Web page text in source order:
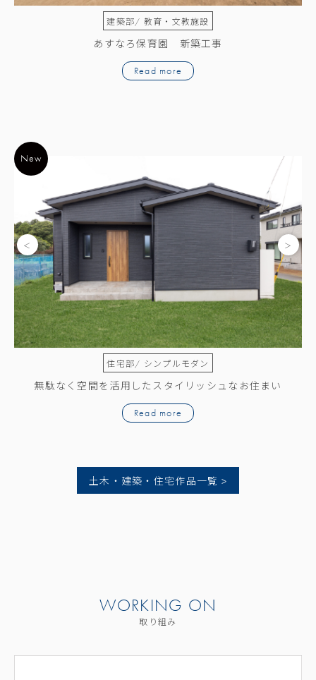
建築部/ 教育・文教施設
フレーベル幼稚園 改築工事
Read more
New
スタイリッシュなお住まい
New
住宅部/ シンプルモダン
素材の質感を活かした、インダストリアルな住まい
Read more
土木・建築・住宅作品一覧 >
WORKING ON
取り組み